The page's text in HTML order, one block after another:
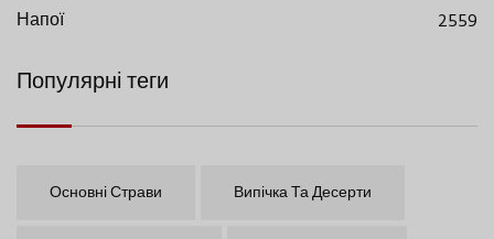
Напої
2559
Популярні теги
Основні Страви Випічка Та Десерти